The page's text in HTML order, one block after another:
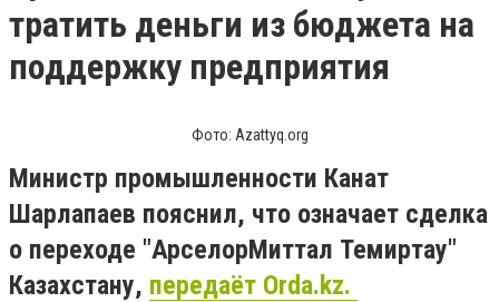
тратить деньги из бюджета на
поддержку предприятия
Фото: Azattyq.org
Министр промышленности Канат
Шарлапаев пояснил, что означает сделка
о переходе "АрселорМиттал Темиртау"
Казахстану, передаёт Orda.kz.